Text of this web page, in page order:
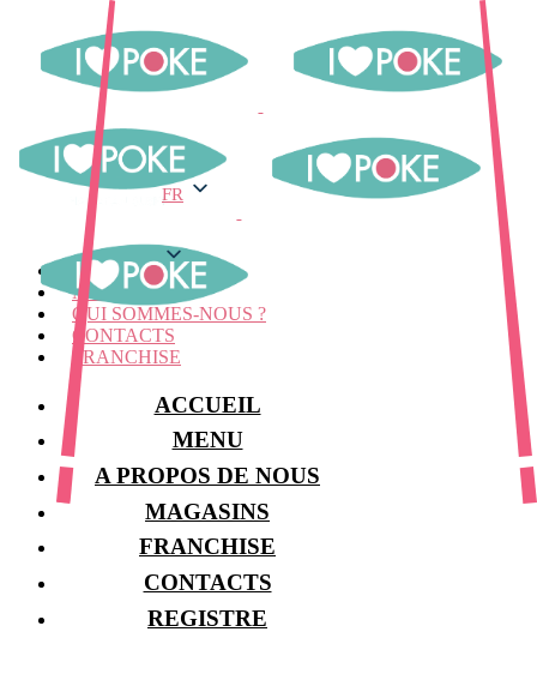
FR
MENU
MAGASINS
QUI SOMMES-NOUS ?
CONTACTS
FRANCHISE
ACCUEIL
MENU
A PROPOS DE NOUS
MAGASINS
FRANCHISE
CONTACTS
REGISTRE